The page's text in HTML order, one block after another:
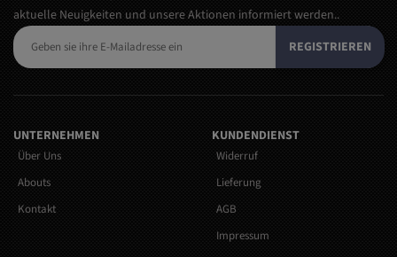
aktuelle Neuigkeiten und unsere Aktionen informiert werden..
REGISTRIEREN
UNTERNEHMEN
Über Uns
Abouts
Kontakt
KUNDENDIENST
Widerruf
Lieferung
AGB
Impressum